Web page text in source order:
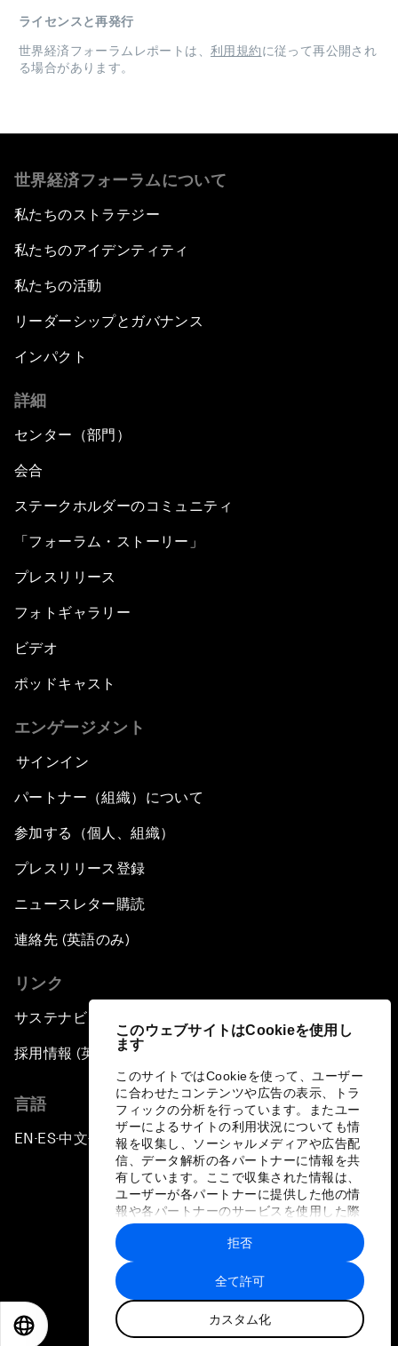
このウェブサイトはCookieを使用し
ます
このサイトではCookieを使って、ユーザー
に合わせたコンテンツや広告の表示、トラ
フィックの分析を行っています。またユー
ザーによるサイトの利用状況についても情
報を収集し、ソーシャルメディアや広告配
信、データ解析の各パートナーに情報を共
有しています。ここで収集された情報は、
ユーザーが各パートナーに提供した他の情
報や各パートナーのサービスを使用した際
に収集された情報と組み合わされ、各パー
トナーによって使用されることがありま
す。
全て許可
カスタム化
拒否
ライセンスと再発行
世界経済フォーラムレポートは、 利用規約に従って再公開され
る場合があります。
世界経済フォーラムについて
私たちのストラテジー
私たちのアイデンティティ
私たちの活動
リーダーシップとガバナンス
インパクト
詳細
センター（部門）
会合
ステークホルダーのコミュニティ
「フォーラム・ストーリー」
プレスリリース
フォトギャラリー
ビデオ
ポッドキャスト
エンゲージメント
サインイン
パートナー（組織）について
参加する（個人、組織）
プレスリリース登録
ニュースレター購読
連絡先 (英語のみ)
リンク
サステナビリティへの取り組み
採用情報 (英語のみ)
言語
EN ▪ ES▪中文▪ 日本語
プライバシーポリシーと利用規約
サイトマップ
©
世界経済フォーラム